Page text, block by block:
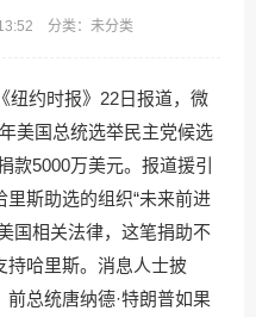
分类：未分类
约时报》22日报道，微
美国总统选举民主党候选
款5000万美元。报道援引
斯助选的组织“未来前进
国相关法律，这笔捐助不
持哈里斯。消息人士披
总统唐纳德·特朗普如果